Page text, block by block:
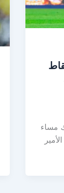
مساء
ملعب الأمير